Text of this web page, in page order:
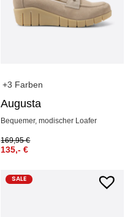
+3 Farben
Augusta
Bequemer, modischer Loafer
169,95€
135,-€
SALE